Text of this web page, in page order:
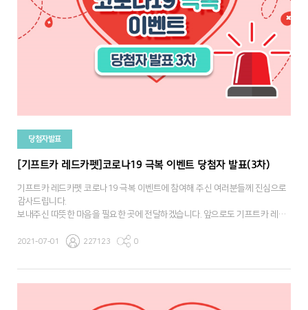
당첨자발표
[기프트카 레드카펫]코로나19 극복 이벤트 당첨자 발표(3차)
기프트카 레드카펫 코로나19 극복 이벤트에 참여해 주신 여러분들께 진심으로
감사드립니다.
보내주신 따뜻한 마음을 필요한 곳에 전달하겠습니다. 앞으로도 기프트카 레드
2021-07-01 227123 0